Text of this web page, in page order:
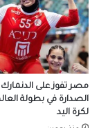
مصر تفوز على
الصدارة في بطولة
لكرة اليد